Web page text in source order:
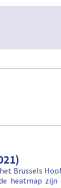
Brussels
heatmap